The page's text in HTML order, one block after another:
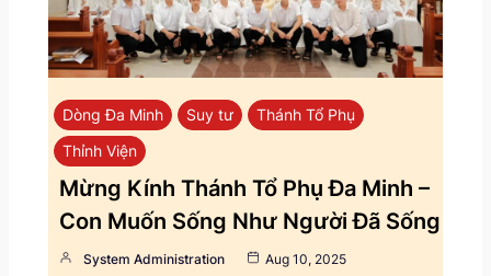
Dòng Đa Minh Suy tư
Thánh Tổ Phụ
Thỉnh Viện
Mừng Kính Thánh Tổ Phụ Đa Minh –
Con Muốn Sống Như Người Đã Sống
System Administration
Aug 10, 2025